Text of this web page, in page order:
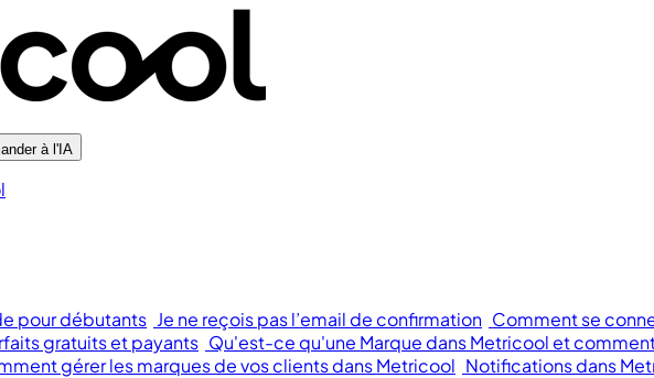
à l'IA
pour débutants Je ne reçois pas l’email de confirmation Comment se
gratuits et payants Qu'est-ce qu'une Marque dans Metricool et
gérer les marques de vos clients dans Metricool Notifications dans